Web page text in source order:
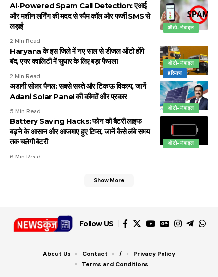
ऑटो-मोबाइल
AI-Powered Spam Call Detection: एआई
और मशीन लर्निंग की मदद से स्पैम कॉल और फर्जी SMS से
लड़ाई
2 Min Read
ऑटो-मोबाइल
हरियाणा
Haryana के इस जिले में नए साल से डीजल ऑटो होंगे
बंद, एयर क्वालिटी में सुधार के लिए बड़ा फैसला
2 Min Read
ऑटो-मोबाइल
अडानी सोलर पैनल: सबसे सस्ते और टिकाऊ विकल्प, जानें
Adani Solar Panel की कीमतें और प्रकार
5 Min Read
ऑटो-मोबाइल
Battery Saving Hacks: फोन की बैटरी लाइफ
बढ़ाने के आसान और आजमाए हुए टिप्स, जानें कैसे लंबे समय
तक चलेगी बैटरी
6 Min Read
Show More
Follow US
About Us Contact /
Privacy Policy
Terms and Conditions